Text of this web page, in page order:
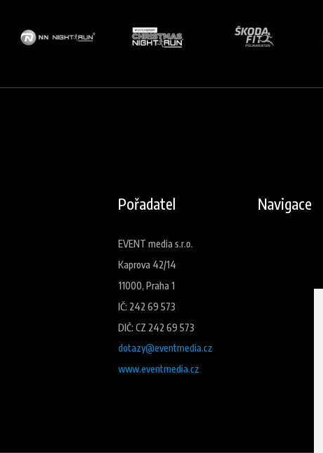
Pořadatel
EVENT media s.r.o.
Kaprova 42/14
11000, Praha 1
IČ: 242 69 573
DIČ: CZ 242 69 573
dotazy@eventmedia.cz
www.eventmedia.cz
Navigace